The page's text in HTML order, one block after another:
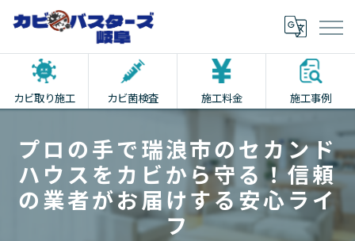
カビ取り施工 カビ菌検査 施工料金 施工事例
プロの手で瑞浪市のセカンド
ハウスをカビから守る！信頼
の業者がお届けする安心ライ
フ